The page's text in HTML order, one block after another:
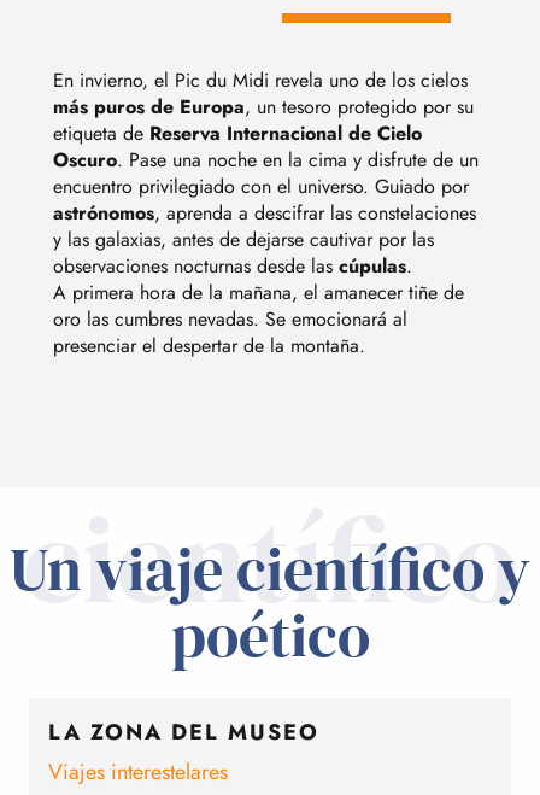
En invierno, el Pic du Midi revela uno de los cielos
más puros de Europa, un tesoro protegido por su
etiqueta de Reserva Internacional de Cielo
Oscuro. Pase una noche en la cima y disfrute de un
encuentro privilegiado con el universo. Guiado por
astrónomos, aprenda a descifrar las constelaciones
y las galaxias, antes de dejarse cautivar por las
observaciones nocturnas desde las cúpulas.
A primera hora de la mañana, el amanecer tiñe de
oro las cumbres nevadas. Se emocionará al
presenciar el despertar de la montaña.
científico
Un viaje científico y
poético
LA ZONA DEL MUSEO
Viajes interestelares